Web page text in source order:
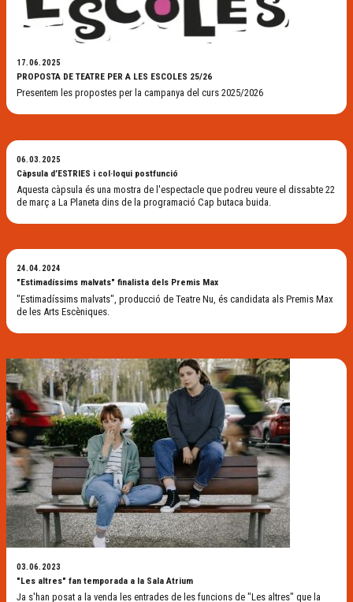
17.06.2025
PROPOSTA DE TEATRE PER A LES ESCOLES 25/26
Presentem les propostes per la campanya del curs 2025/2026
06.03.2025
Càpsula d’ESTRIES i col·loqui postfunció
Aquesta càpsula és una mostra de l'espectacle que podreu veure el dissabte 22
de març a La Planeta dins de la programació Cap butaca buida.
24.04.2024
"Estimadíssims malvats" finalista dels Premis Max
"Estimadíssims malvats", producció de Teatre Nu, és candidata als Premis Max
de les Arts Escèniques.
03.06.2023
"Les altres" fan temporada a la Sala Atrium
Ja s'han posat a la venda les entrades de les funcions de "Les altres" que la